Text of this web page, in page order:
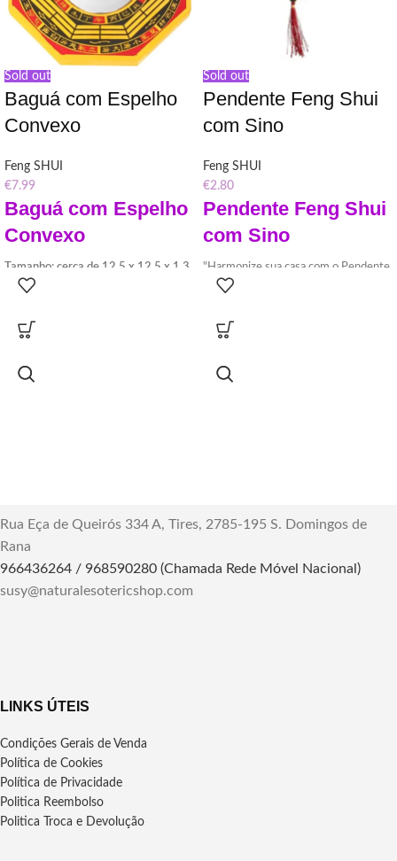
Sold out
Baguá com Espelho
Convexo
Feng SHUI
€7.99
Baguá com Espelho
Convexo
Tamanho: cerca de 12,5 x 12,5 x 1,3
cm.
durável de usar.
Um espelho convexo para proteção
Perfeito para decoração de sua casa
Sold out
Pendente Feng Shui
com Sino
Feng SHUI
€2.80
Pendente Feng Shui
com Sino
"Harmonize sua casa com o Pendente
Feng Shui com Sino. Este encantador
também traz harmonia e equilíbrio aos
seus espaços. Descubra mais!"
Dimensões:
peso:15g
Rua Eça de Queirós 334 A, Tires, 2785-195 S. Domingos de
Rana
966436264 / 968590280 (Chamada Rede Móvel Nacional)
susy@naturalesotericshop.com
LINKS ÚTEIS
Condições Gerais de Venda
Política de Cookies
Política de Privacidade
Politica Reembolso
Politica Troca e Devolução